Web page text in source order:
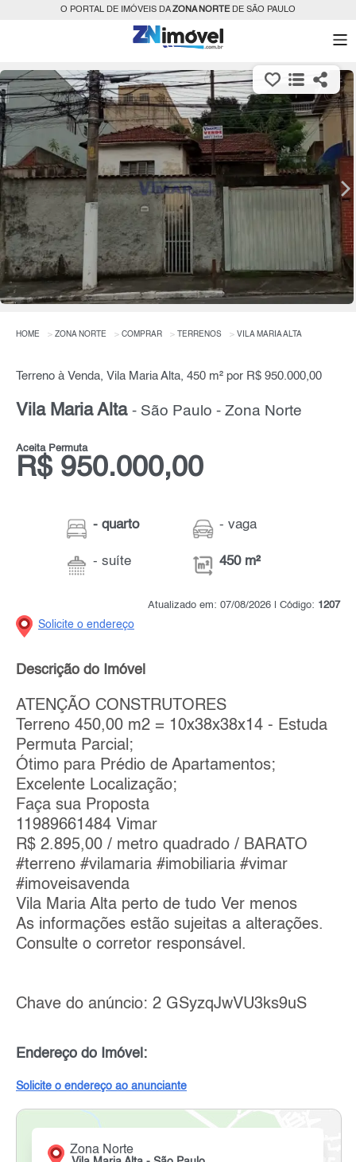
O PORTAL DE IMÓVEIS DAZONA NORTEDE SÃO PAULO
HOME ZONA NORTE COMPRAR TERRENOS VILA MARIA ALTA
Terreno à Venda, Vila Maria Alta, 450 m² por R$ 950.000,00
Vila Maria Alta - São Paulo - Zona Norte
Aceita Permuta
R$ 950.000,00
- quarto
- suíte
- vaga
450 m²
Atualizado em: 07/08/2026 | Código: 1207
Solicite o endereço
Descrição do Imóvel
ATENÇÃO CONSTRUTORES
Terreno 450,00 m2 = 10x38x38x14 - Estuda
Permuta Parcial;
Ótimo para Prédio de Apartamentos;
Excelente Localização;
Faça sua Proposta
11989661484 Vimar
R$ 2.895,00 / metro quadrado / BARATO
#terreno #vilamaria #imobiliaria #vimar
#imoveisavenda
Vila Maria Alta perto de tudo Ver menos
As informações estão sujeitas a alterações.
Consulte o corretor responsável.
Chave do anúncio: 2 GSyzqJwVU3ks9uS
Endereço do Imóvel:
Solicite o endereço ao anunciante
Zona Norte